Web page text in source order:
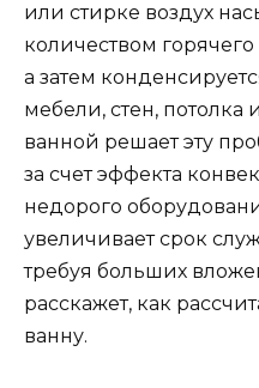
или стирке воздух
количеством
а затем
мебели, стен, потолка
ванной решает эту
за счет эффекта
недорого
увеличивает срок
требуя больших
расскажет, как
ванну.